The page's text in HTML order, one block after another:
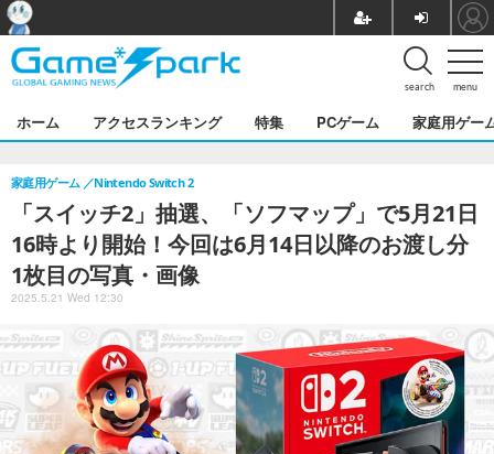
menu
search
ホーム アクセスランキング 特集 PCゲーム 家庭用ゲー
「スイッチ2」抽選、「ソフマップ」で5月21日
16時より開始！今回は6月14日以降のお渡し分
1枚目の写真・画像
家庭用ゲーム Nintendo Switch 2
2025.5.21 Wed 12:30